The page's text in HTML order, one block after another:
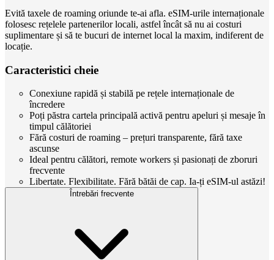
Evită taxele de roaming oriunde te-ai afla. eSIM-urile internaționale
folosesc rețelele partenerilor locali, astfel încât să nu ai costuri
suplimentare și să te bucuri de internet local la maxim, indiferent de
locație.
Caracteristici cheie
Conexiune rapidă și stabilă pe rețele internaționale de
încredere
Poți păstra cartela principală activă pentru apeluri și mesaje în
timpul călătoriei
Fără costuri de roaming – prețuri transparente, fără taxe
ascunse
Ideal pentru călători, remote workers și pasionați de zboruri
frecvente
Libertate. Flexibilitate. Fără bătăi de cap. Ia-ți eSIM-ul astăzi!
Întrebări frecvente